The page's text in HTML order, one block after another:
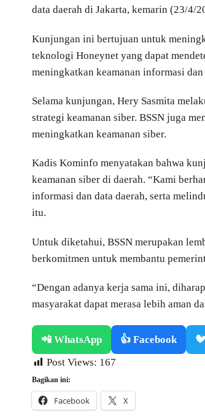
data daerah di Jakarta, kemarin (23/4/
Kunjungan ini bertujuan untuk
teknologi Honeynet yang dapat
meningkatkan keamanan informasi dan
Selama kunjungan, Hery Sasmita
strategi keamanan siber. BSSN juga
meningkatkan keamanan siber.
Kadis Kominfo menyatakan bahwa
keamanan siber di daerah. “Kami
informasi dan data daerah, serta
itu.
Untuk diketahui, BSSN merupakan
berkomitmen untuk membantu
“Dengan adanya kerja sama ini,
masyarakat dapat merasa lebih aman
📲 WhatsApp 👍 Facebook
Post Views: 167
Bagikan ini:
Facebook X